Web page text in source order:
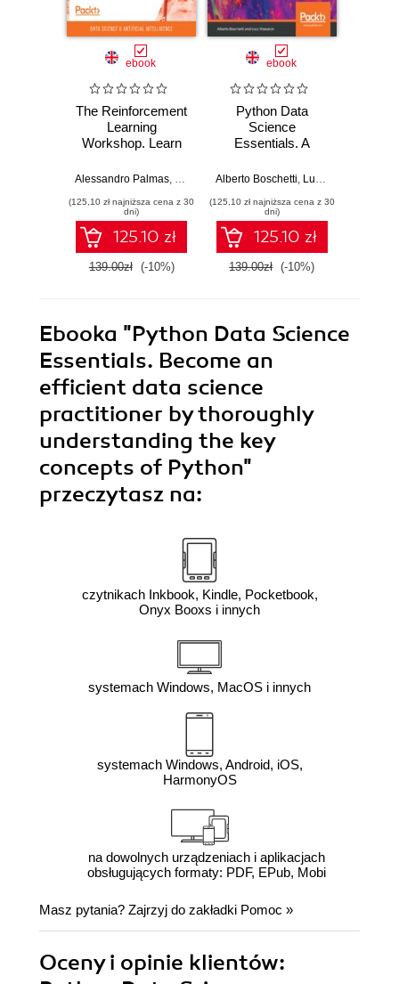
ebook
The Reinforcement
Learning
Workshop. Learn
cutting-edge
learning algorithms
to a wide range of
control problems
Alessandro Palmas Emanuele Ghelfi,Dr. Alexandra Galina Petre
(125,10 zł najniższa cena z 30
dni)
125.10 zł
139.00zł (-10%)
ebook
Python Data
Science
Essentials. A
covering essential
principles, tools,
and techniques -
Third Edition
Alberto Boschetti Luca Massaron
(125,10 zł najniższa cena z 30
dni)
125.10 zł
139.00zł (-10%)
Ebooka "Python Data Science
Essentials. Become an
efficient data science
practitioner by thoroughly
understanding the key
concepts of Python"
przeczytasz na:
czytnikach Inkbook, Kindle, Pocketbook,
Onyx Booxs i innych
systemach Windows, MacOS i innych
systemach Windows, Android, iOS,
HarmonyOS
na dowolnych urządzeniach i aplikacjach
obsługujących formaty: PDF, EPub, Mobi
Masz pytania? Zajrzyj do zakładki Pomoc »
Oceny i opinie klientów: